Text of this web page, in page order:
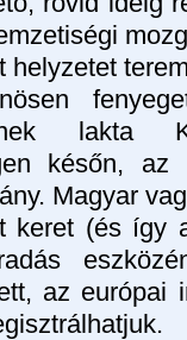
helyzetet
lakta
későn, az
Magyar
keret (és így
az európai